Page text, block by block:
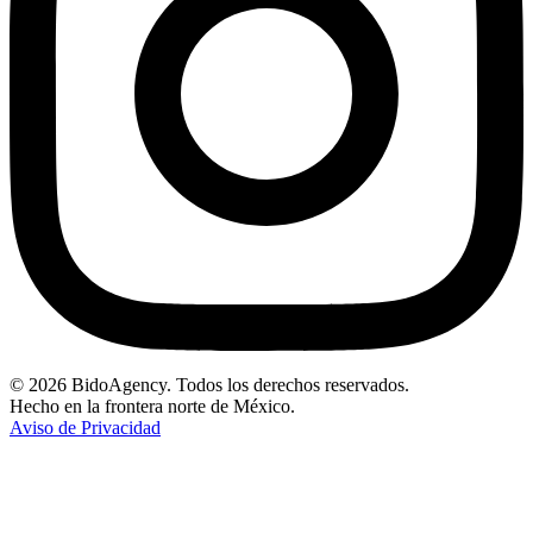
© 2026 BidoAgency. Todos los derechos reservados.
Hecho en la frontera norte de México.
Aviso de Privacidad